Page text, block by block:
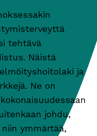
tehtävä
Näistä
ja
Ne on
johdu,
ymmärtää,